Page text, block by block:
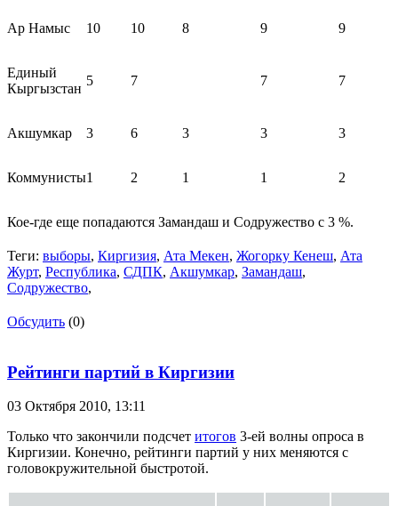
Ар Намыс 10 10 8 9 9
Единый
Кыргызстан
5 7 7 7
Акшумкар 3 6 3 3 3
Коммунисты1 2 1 1 2
Кое-где еще попадаются Замандаш и Содружество с 3 %.
Теги: выборы, Киргизия, Ата Мекен, Жогорку Кенеш, Ата
Журт, Республика, СДПК, Акшумкар, Замандаш,
Содружество,
Обсудить (0)
Рейтинги партий в Киргизии
03 Октября 2010, 13:11
Только что закончили подсчет итогов 3-ей волны опроса в
Киргизии. Конечно, рейтинги партий у них меняются с
головокружительной быстротой.